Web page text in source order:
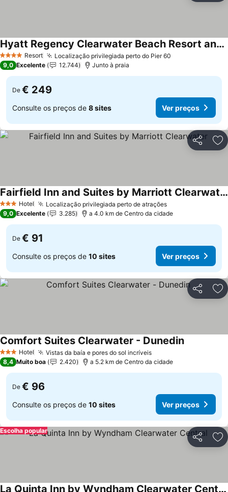
4 EstrelasResort Localização privilegiada perto do Pier 60
Hyatt Regency Clearwater Beach Resort and Suites
9,0 Excelente 12.744 Junto à praia
De € 249
Consulte os preços de 8 sites Ver preços
Partilhar
3 EstrelasHotel Localização privilegiada perto de atrações
Fairfield Inn and Suites by Marriott Clearwater
9,0 Excelente 3.285 a 4.0 km de Centro da cidade
De € 91
Consulte os preços de 10 sites Ver preços
Partilhar
3 EstrelasHotel Vistas da baía e pores do sol incríveis
Comfort Suites Clearwater - Dunedin
8,4 Muito boa 2.420 a 5.2 km de Centro da cidade
De € 96
Consulte os preços de 10 sites Ver preços
Partilhar
Escolha popular
La Quinta Inn by Wyndham Clearwater Central